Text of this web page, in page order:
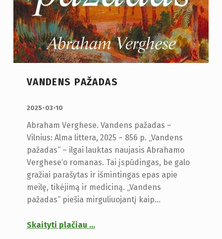
VANDENS PAŽADAS
2025-03-10
Abraham Verghese. Vandens pažadas –
Vilnius: Alma littera, 2025 – 856 p. „Vandens
pažadas“ – ilgai lauktas naujasis Abrahamo
Vergheseʼo romanas. Tai įspūdingas, be galo
gražiai parašytas ir išmintingas epas apie
meilę, tikėjimą ir mediciną. „Vandens
pažadas“ piešia mirguliuojantį kaip…
Skaityti plačiau …